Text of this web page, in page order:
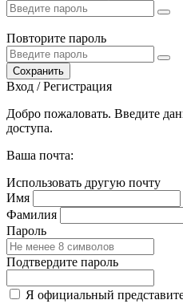
Повторите пароль
Сохранить
Вход / Регистрация
Добро пожаловать. Введите
доступа.
Ваша почта:
Использовать другую почту
Имя
Фамилия
Пароль
Подтвердите пароль
Я официальный